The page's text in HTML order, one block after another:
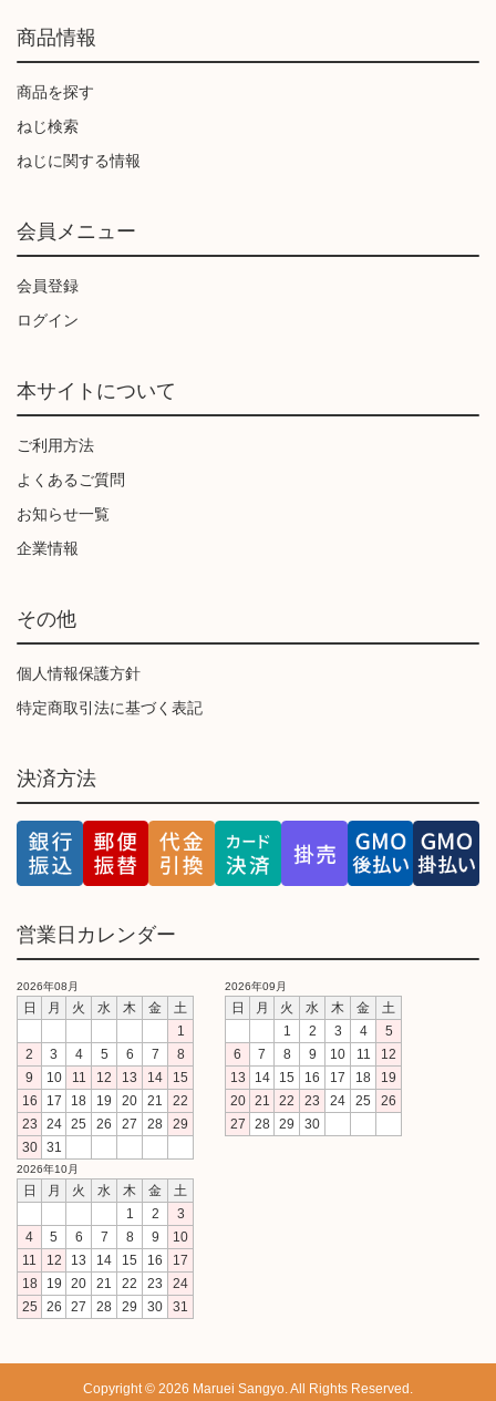
商品情報
商品を探す
ねじ検索
ねじに関する情報
会員メニュー
会員登録
ログイン
本サイトについて
ご利用方法
よくあるご質問
お知らせ一覧
企業情報
その他
個人情報保護方針
特定商取引法に基づく表記
決済方法
営業日カレンダー
2026年08月
日 月 火 水 木 金
土
1
2
3 4 5 6 7
8
9
10 11 12 13 14
15
16
17 18 19 20 21
22
23
24 25 26 27 28
29
30
31
2026年09月
日 月 火 水 木 金
土
1
2 3 4
5
6
7 8 9 10 11
12
13
14 15 16 17 18
19
20
21 22 23 24 25
26
27
28 29 30
2026年10月
日 月 火 水 木 金
土
1
2
3
4
5 6 7 8 9
10
11
12 13 14 15 16
17
18
19 20 21 22 23
24
25
26 27 28 29 30 31
Copyright © 2026 Maruei Sangyo. All Rights Reserved.